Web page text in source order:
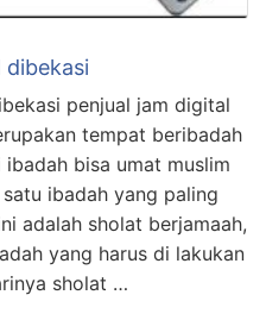
dibekasi
penjual jam digital
tempat beribadah
bisa umat muslim
ibadah yang paling
adalah sholat berjamaah,
yang harus di lakukan
sholat …